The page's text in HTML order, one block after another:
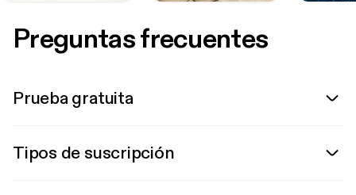
Preguntas frecuentes
Prueba gratuita
Tipos de suscripción